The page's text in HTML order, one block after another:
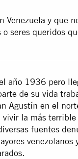
Venezuela y que
seres queridos
año 1936 pero
de su vida
Agustín en el
vivir la más terrible
fuentes
venezolanos